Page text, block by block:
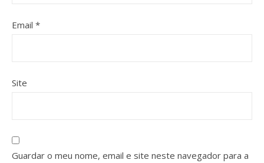
Email *
Site
Guardar o meu nome, email e site neste navegador para a